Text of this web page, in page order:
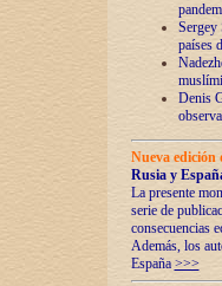
Sergey
países
Denis
Nueva
Rusia y
La presente
serie de
consecuencias
Además, los
España >>>